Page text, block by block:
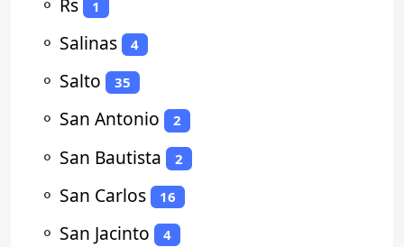
1
⚬ Salinas 4
⚬ Salto 35
⚬ San Antonio 2
⚬ San Bautista 2
⚬ San Carlos 16
⚬ San Jacinto 4